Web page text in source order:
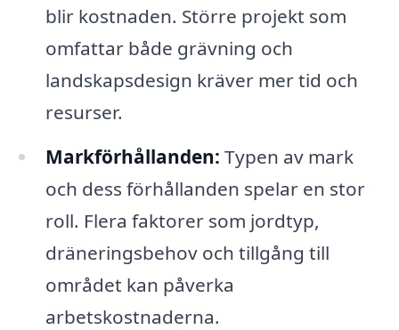
blir kostnaden. Större projekt som
omfattar både grävning och
landskapsdesign kräver mer tid och
resurser.
Markförhållanden: Typen av mark
och dess förhållanden spelar en stor
roll. Flera faktorer som jordtyp,
dräneringsbehov och tillgång till
området kan påverka
arbetskostnaderna.